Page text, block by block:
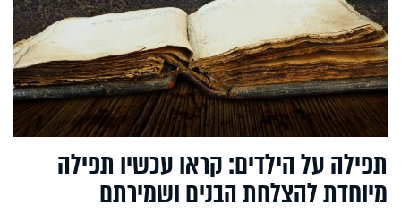
תפילה על הילדים: קראו עכשיו תפילה
מיוחדת להצלחת הבנים ושמירתם